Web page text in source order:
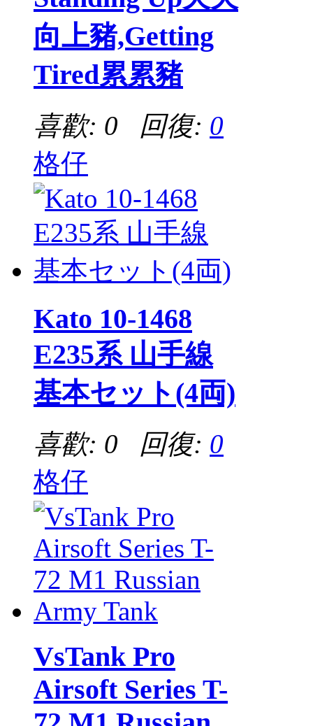
向上豬,Getting
Tired累累豬
喜歡: 0 回復: 0
格仔
Kato 10-1468
E235系 山手線
基本セット(4両)
喜歡: 0 回復: 0
格仔
VsTank Pro
Airsoft Series T-